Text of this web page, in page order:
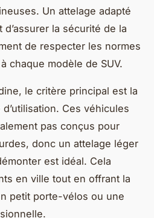
Un attelage adapté
la sécurité de la
de respecter les normes
chaque modèle de SUV.
le critère principal est la
Ces véhicules
pas conçus pour
donc un attelage léger
est idéal. Cela
en ville tout en offrant la
petit porte-vélos ou une